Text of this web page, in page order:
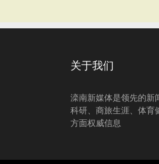
关于我们
滦南新媒体是领先的新
科研、商旅生涯、体育
方面权威信息